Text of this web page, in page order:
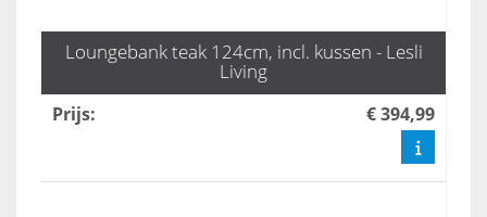
Loungebank teak 124cm, incl. kussen - Lesli
Living
Prijs: € 394,99